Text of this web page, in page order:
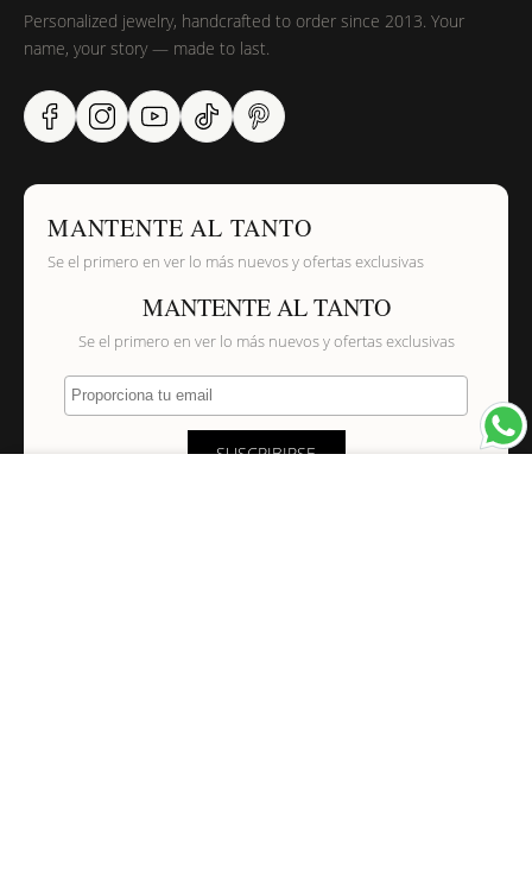
Personalized jewelry, handcrafted to order since 2013. Your
name, your story — made to last.
MANTENTE AL TANTO
Se el primero en ver lo más nuevos y ofertas exclusivas
MANTENTE AL TANTO
Se el primero en ver lo más nuevos y ofertas exclusivas
Proporciona tu email
SUSCRIBIRSE